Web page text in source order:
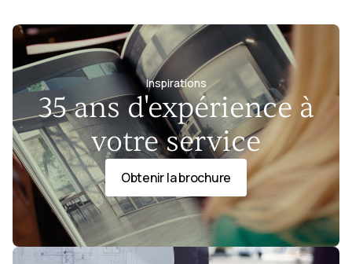
Inspirations
35 ans d'expérience à
votre service
Obtenir la brochure